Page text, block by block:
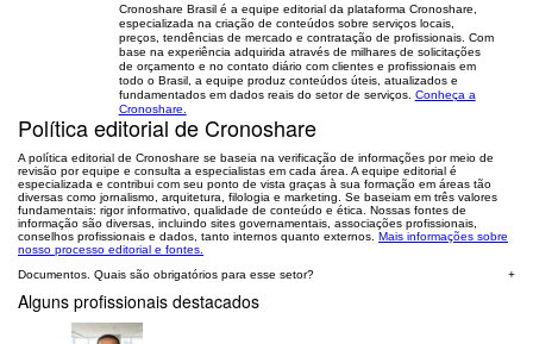
Cronoshare Brasil é a equipe editorial da plataforma Cronoshare,
especializada na criação de conteúdos sobre serviços locais,
preços, tendências de mercado e contratação de profissionais. Com
base na experiência adquirida através de milhares de solicitações
de orçamento e no contato diário com clientes e profissionais em
todo o Brasil, a equipe produz conteúdos úteis, atualizados e
fundamentados em dados reais do setor de serviços. Conheça a
Cronoshare.
Política editorial de Cronoshare
A política editorial de Cronoshare se baseia na verificação de informações por meio de
revisão por equipe e consulta a especialistas em cada área. A equipe editorial é
especializada e contribui com seu ponto de vista graças à sua formação em áreas tão
diversas como jornalismo, arquitetura, filologia e marketing. Se baseiam em três valores
fundamentais: rigor informativo, qualidade de conteúdo e ética. Nossas fontes de
informação são diversas, incluindo sites governamentais, associações profissionais,
conselhos profissionais e dados, tanto internos quanto externos. Mais informações sobre
nosso processo editorial e fontes.
Documentos. Quais são obrigatórios para esse setor?
+
Alguns profissionais destacados